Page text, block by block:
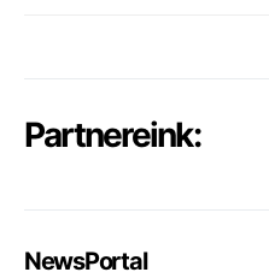
Partnereink:
NewsPortal